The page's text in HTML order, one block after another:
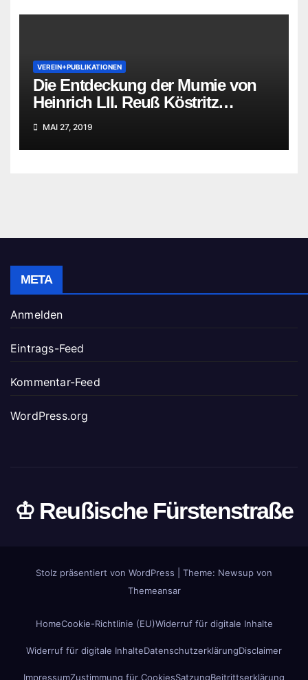
VEREIN+PUBLIKATIONEN
Die Entdeckung der Mumie von
Heinrich LII. Reuß Köstritz
jüngerer Linie
MAI 27, 2019
META
Anmelden
Eintrags-Feed
Kommentar-Feed
WordPress.org
♔ Reußische Fürstenstraße
Stolz präsentiert von WordPress
Theme: Newsup von
Themeansar
HomeCookie-Richtlinie (EU)Widerruf für digitale Inhalte
Widerruf für digitale InhalteDatenschutzerklärungDisclaimer
ImpressumZustimmung für CookiesSatzungBeitrittserklärung